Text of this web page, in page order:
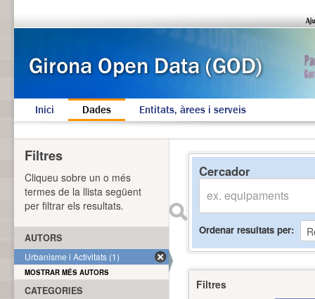
Inici Dades Entitats, àrees i serveis
Cercador
Ordenar resultats per
Filtres
Filtres
Cliqueu sobre un o més
termes de la llista següent
per filtrar els resultats.
AUTORS
Urbanisme i Activitats (1)
MOSTRAR MÉS AUTORS
CATEGORIES